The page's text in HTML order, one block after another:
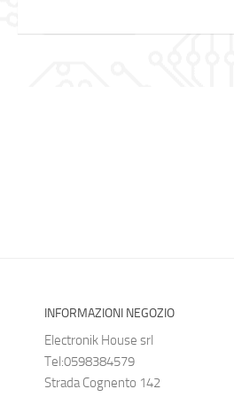
INFORMAZIONI NEGOZIO
Electronik House srl
Tel:0598384579
Strada Cognento 142